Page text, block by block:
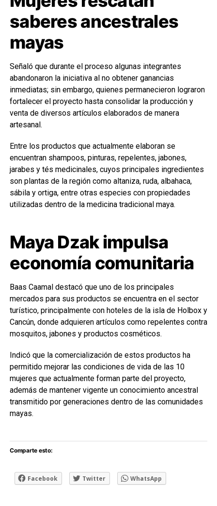
saberes ancestrales
mayas
Señaló que durante el proceso algunas integrantes
abandonaron la iniciativa al no obtener ganancias
inmediatas; sin embargo, quienes permanecieron lograron
fortalecer el proyecto hasta consolidar la producción y
venta de diversos artículos elaborados de manera
artesanal.
Entre los productos que actualmente elaboran se
encuentran shampoos, pinturas, repelentes, jabones,
jarabes y tés medicinales, cuyos principales ingredientes
son plantas de la región como altaniza, ruda, albahaca,
sábila y ortiga, entre otras especies con propiedades
utilizadas dentro de la medicina tradicional maya.
Maya Dzak impulsa
economía comunitaria
Baas Caamal destacó que uno de los principales
mercados para sus productos se encuentra en el sector
turístico, principalmente con hoteles de la isla de Holbox y
Cancún, donde adquieren artículos como repelentes contra
mosquitos, jabones y productos cosméticos.
Indicó que la comercialización de estos productos ha
permitido mejorar las condiciones de vida de las 10
mujeres que actualmente forman parte del proyecto,
además de mantener vigente un conocimiento ancestral
transmitido por generaciones dentro de las comunidades
mayas.
Comparte esto:
Facebook Twitter WhatsApp